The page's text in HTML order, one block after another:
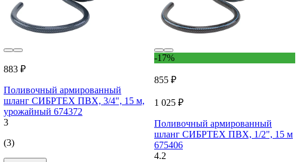
883 ₽
Поливочный армированный
шланг СИБРТЕХ ПВХ, 3/4", 15 м,
урожайный 674372
3
(3)
-17%
855 ₽
1 025 ₽
Поливочный армированный
шланг СИБРТЕХ ПВХ, 1/2", 15 м
675406
4.2